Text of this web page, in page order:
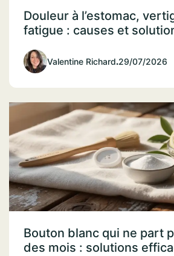
Douleur à l’estomac,
fatigue : causes et
Valentine Richard.29/07/2026
Bouton blanc qui ne part
des mois : solutions